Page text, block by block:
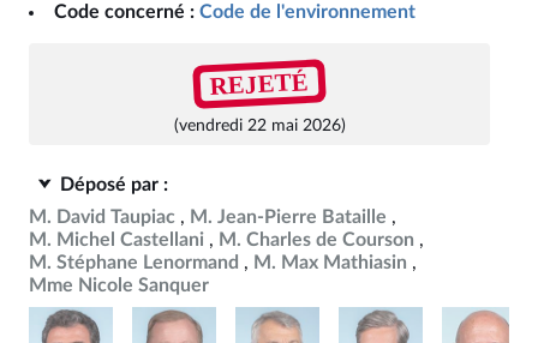
Code concerné : Code de l'environnement
REJETÉ
(vendredi 22 mai 2026)
Déposé par :
M. David Taupiac
M. Jean-Pierre Bataille
M. Michel Castellani
M. Charles de Courson
M. Stéphane Lenormand
M. Max Mathiasin
Mme Nicole Sanquer